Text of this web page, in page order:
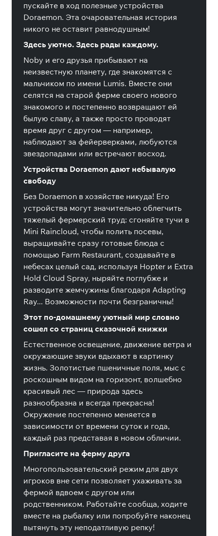
пускайте в ход полезные устройства
Doraemon. Эта очаровательная история
никого не оставит равнодушным!
Здесь уютно. Здесь рады каждому.
Noby и его друзья прибывают на
неизвестную планету, где знакомятся с
мальчиком по имени Lumis. Вместе они
селятся на старой ферме своего нового
знакомого и постепенно возвращают ей
былую славу, а также просто проводят
время друг с другом — например,
наблюдают за фейерверками, любуются
звездопадами или встречают восход.
Устройства Doraemon дают небывалую
свободу
Без Doraemon в хозяйстве никуда! Его
устройства могут значительно облегчить
тяжелый фермерский труд: сгоняйте тучи в
Mini Raincloud, чтобы полить посевы,
выращивайте сразу готовые блюда с
помощью Farm Restaurant, создавайте в
небесах целый сад, используя Hopter и Extra
Hold Cloud Spray, ныряйте поглубже и
разводите жемчужины благодаря Adapting
Ray... Возможности почти безграничны!
Этот по-домашнему уютный мир словно
сошел со страниц сказочной книжки
Естественное освещение, движение ветра и
окружающие звуки вдыхают в картинку
жизнь. Золотистые пшеничные поля, мыс с
роскошным видом на горизонт, волшебно
красивый лес — природа здесь
разнообразна и всегда прекрасна!
Окружение постепенно меняется в
зависимости от времени суток и года,
каждый раз представая в новом обличии.
Пригласите на ферму друга
Многопользовательский режим для двух
игроков вне сети позволяет ухаживать за
фермой вдвоем с другом или
родственником. Работайте сообща, ходите
вместе на рыбалку или попробуйте наконец
вытянуть эту неподатливую репку!